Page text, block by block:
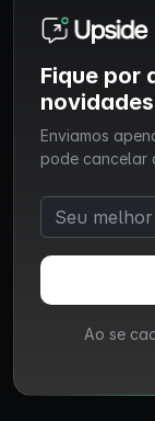
Fique por
Enviamos
pode cancelar
Ao se